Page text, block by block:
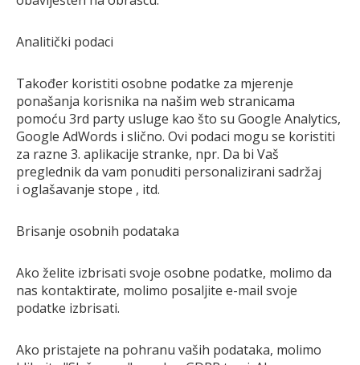
Analitički podaci
Također koristiti osobne podatke za mjerenje
ponašanja korisnika na našim web stranicama
pomoću 3rd party usluge kao što su Google Analytics,
Google AdWords i slično. Ovi podaci mogu se koristiti
za razne 3. aplikacije stranke, npr. Da bi Vaš
preglednik da vam ponuditi personalizirani sadržaj
i oglašavanje stope , itd.
Brisanje osobnih podataka
Ako želite izbrisati svoje osobne podatke, molimo da
nas kontaktirate, molimo posaljite e-mail svoje
podatke izbrisati.
Ako pristajete na pohranu vaših podataka, molimo